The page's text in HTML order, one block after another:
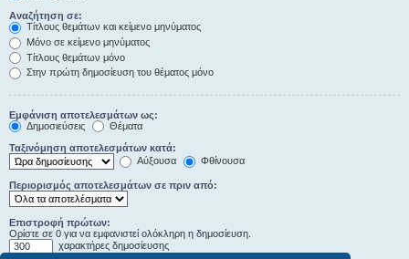
Αναζήτηση σε:
Τίτλους θεμάτων και κείμενο μηνύματος
Μόνο σε κείμενο μηνύματος
Τίτλους θεμάτων μόνο
Στην πρώτη δημοσίευση του θέματος μόνο
Εμφάνιση αποτελεσμάτων ως:
Δημοσιεύσεις
Θέματα
Ταξινόμηση αποτελεσμάτων κατά:
Αύξουσα
Φθίνουσα
Περιορισμός αποτελεσμάτων σε πριν από:
Επιστροφή πρώτων:
Ορίστε σε 0 για να εμφανιστεί ολόκληρη η δημοσίευση.
χαρακτήρες δημοσίευσης